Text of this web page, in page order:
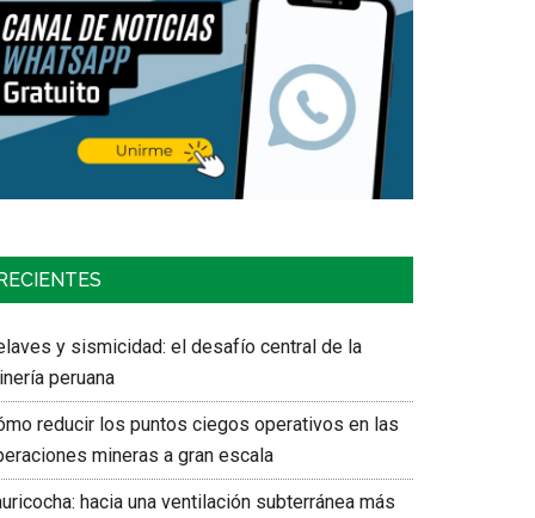
RECIENTES
y sismicidad: el desafío central de la
peruana
reducir los puntos ciegos operativos en las
mineras a gran escala
hacia una ventilación subterránea más